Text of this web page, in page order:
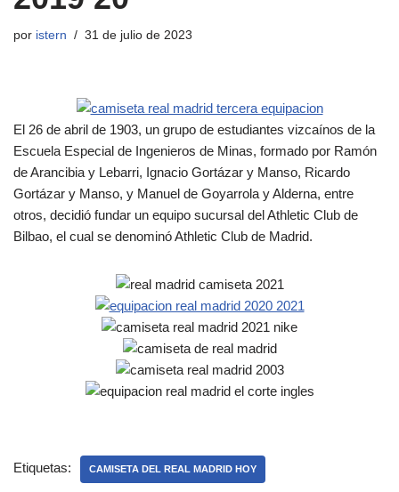
por istern 31 de julio de 2023
El 26 de abril de 1903, un grupo de estudiantes vizcaínos de la
Escuela Especial de Ingenieros de Minas, formado por Ramón
de Arancibia y Lebarri, Ignacio Gortázar y Manso, Ricardo
Gortázar y Manso, y Manuel de Goyarrola y Alderna, entre
otros, decidió fundar un equipo sucursal del Athletic Club de
Bilbao, el cual se denominó Athletic Club de Madrid.
Etiquetas: CAMISETA DEL REAL MADRID HOY